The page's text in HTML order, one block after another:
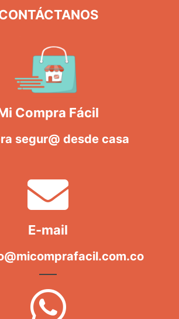
Compra Fácil
segur@ desde casa
E-mail